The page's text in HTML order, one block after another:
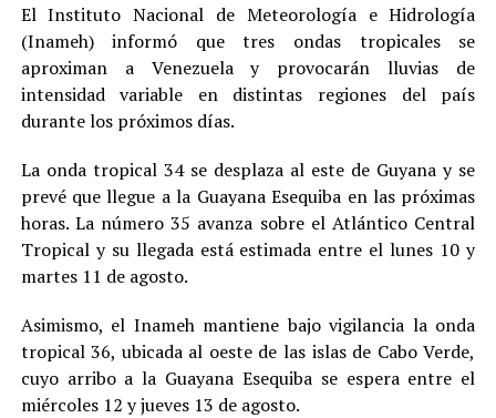
El Instituto Nacional de Meteorología e Hidrología
(Inameh) informó que tres ondas tropicales se
aproximan a Venezuela y provocarán lluvias de
intensidad variable en distintas regiones del país
durante los próximos días.
La onda tropical 34 se desplaza al este de Guyana y se
prevé que llegue a la Guayana Esequiba en las próximas
horas. La número 35 avanza sobre el Atlántico Central
Tropical y su llegada está estimada entre el lunes 10 y
martes 11 de agosto.
Asimismo, el Inameh mantiene bajo vigilancia la onda
tropical 36, ubicada al oeste de las islas de Cabo Verde,
cuyo arribo a la Guayana Esequiba se espera entre el
miércoles 12 y jueves 13 de agosto.